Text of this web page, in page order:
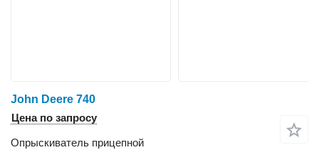
John Deere 740
Цена по запросу
Опрыскиватель прицепной